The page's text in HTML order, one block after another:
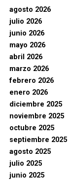
agosto 2026
julio 2026
junio 2026
mayo 2026
abril 2026
marzo 2026
febrero 2026
enero 2026
diciembre 2025
noviembre 2025
octubre 2025
septiembre 2025
agosto 2025
julio 2025
junio 2025